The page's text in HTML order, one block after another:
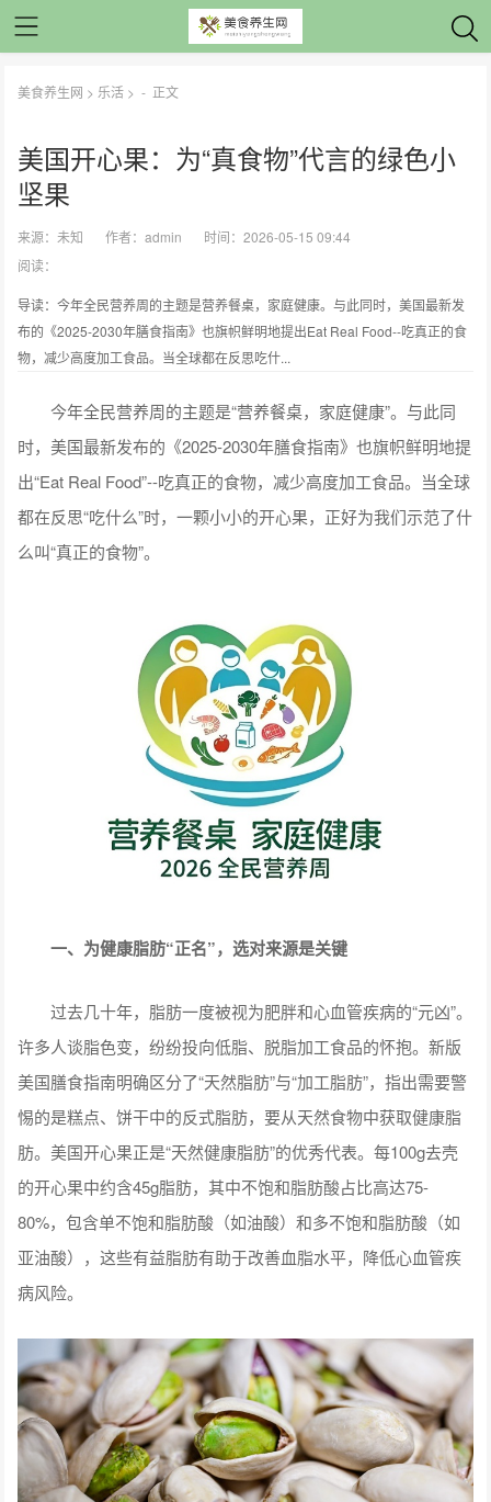
美食养生网 > 乐活 > - 正文
美国开心果：为“真食物”代言的绿色小
坚果
来源：未知 作者：admin
时间：2026-05-15 09:44
阅读：
导读：今年全民营养周的主题是营养餐桌，家庭健康。与此同时，美国最新发
布的《2025-2030年膳食指南》也旗帜鲜明地提出Eat Real Food--吃真正的食
物，减少高度加工食品。当全球都在反思吃什...
今年全民营养周的主题是“营养餐桌，家庭健康”。与此同
时，美国最新发布的《2025-2030年膳食指南》也旗帜鲜明地提
出“Eat Real Food”--吃真正的食物，减少高度加工食品。当全球
都在反思“吃什么”时，一颗小小的开心果，正好为我们示范了什
么叫“真正的食物”。
一、为健康脂肪“正名”，选对来源是关键
过去几十年，脂肪一度被视为肥胖和心血管疾病的“元凶”。
许多人谈脂色变，纷纷投向低脂、脱脂加工食品的怀抱。新版
美国膳食指南明确区分了“天然脂肪”与“加工脂肪”，指出需要警
惕的是糕点、饼干中的反式脂肪，要从天然食物中获取健康脂
肪。美国开心果正是“天然健康脂肪”的优秀代表。每100g去壳
的开心果中约含45g脂肪，其中不饱和脂肪酸占比高达75-
80%，包含单不饱和脂肪酸（如油酸）和多不饱和脂肪酸（如
亚油酸），这些有益脂肪有助于改善血脂水平，降低心血管疾
病风险。